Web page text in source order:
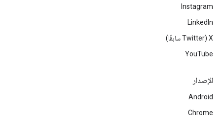
Instagram
LinkedIn
‫X ‏(Twitter سابقًا)
YouTube
الإصدار
Android
Chrome